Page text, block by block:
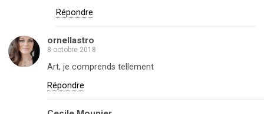
Répondre
ornellastro
8 octobre 2018
Art, je comprends tellement
Répondre